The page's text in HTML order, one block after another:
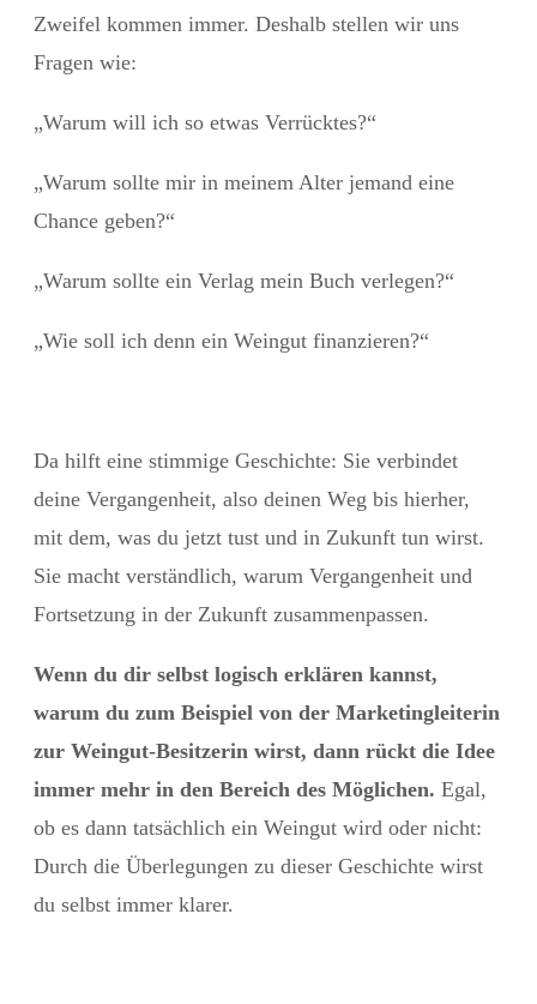
Zweifel kommen immer. Deshalb stellen wir uns
Fragen wie:
„Warum will ich so etwas Verrücktes?“
„Warum sollte mir in meinem Alter jemand eine
Chance geben?“
„Warum sollte ein Verlag mein Buch verlegen?“
„Wie soll ich denn ein Weingut finanzieren?“
Da hilft eine stimmige Geschichte: Sie verbindet
deine Vergangenheit, also deinen Weg bis hierher,
mit dem, was du jetzt tust und in Zukunft tun wirst.
Sie macht verständlich, warum Vergangenheit und
Fortsetzung in der Zukunft zusammenpassen.
Wenn du dir selbst logisch erklären kannst,
warum du zum Beispiel von der Marketingleiterin
zur Weingut-Besitzerin wirst, dann rückt die Idee
immer mehr in den Bereich des Möglichen. Egal,
ob es dann tatsächlich ein Weingut wird oder nicht:
Durch die Überlegungen zu dieser Geschichte wirst
du selbst immer klarer.